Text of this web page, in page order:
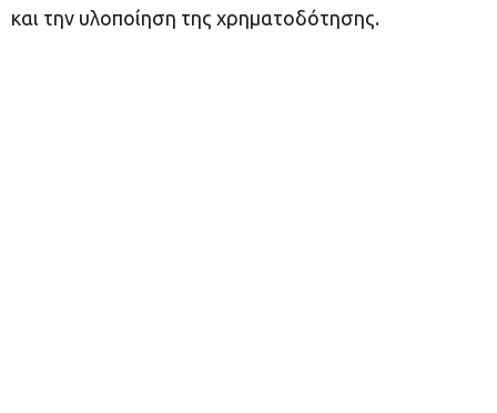
και την υλοποίηση της χρηματοδότησης.